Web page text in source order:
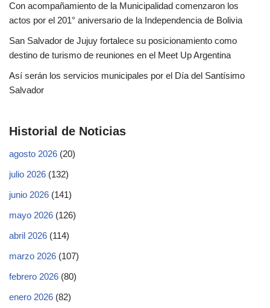
Con acompañamiento de la Municipalidad comenzaron los
actos por el 201° aniversario de la Independencia de Bolivia
San Salvador de Jujuy fortalece su posicionamiento como
destino de turismo de reuniones en el Meet Up Argentina
Así serán los servicios municipales por el Día del Santísimo
Salvador
Historial de Noticias
agosto 2026 (20)
julio 2026 (132)
junio 2026 (141)
mayo 2026 (126)
abril 2026 (114)
marzo 2026 (107)
febrero 2026 (80)
enero 2026 (82)